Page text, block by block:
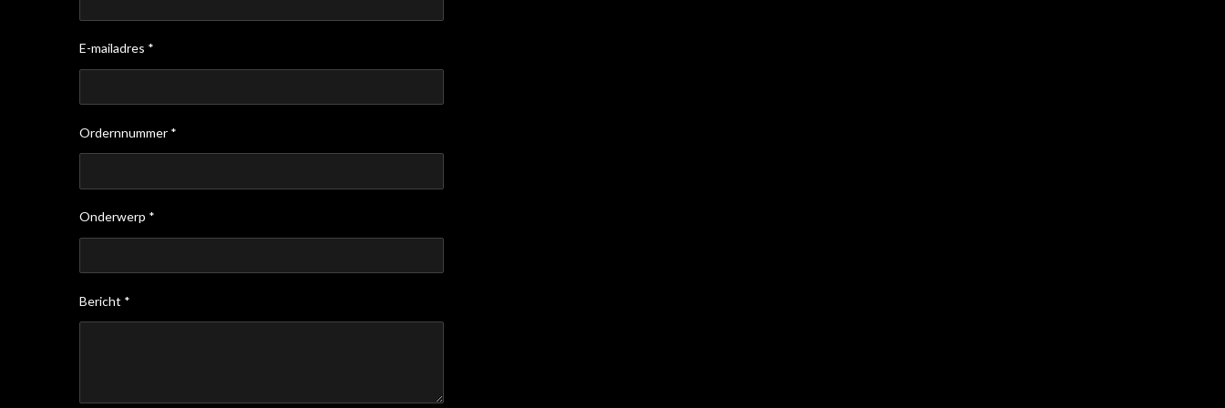
E-mailadres *
Ordernnummer *
Onderwerp *
Bericht *